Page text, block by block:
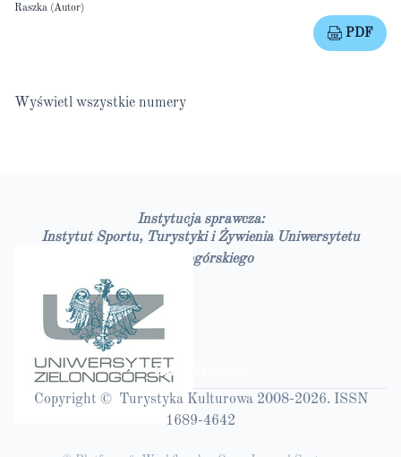
Raszka (Autor)
PDF
Wyświetl wszystkie numery
Instytucja sprawcza:
Instytut Sportu, Turystyki i Żywienia Uniwersytetu
Zielonogórskiego
Bazy czasopism
Copyright © Turystyka Kulturowa 2008-2026. ISSN
1689-4642